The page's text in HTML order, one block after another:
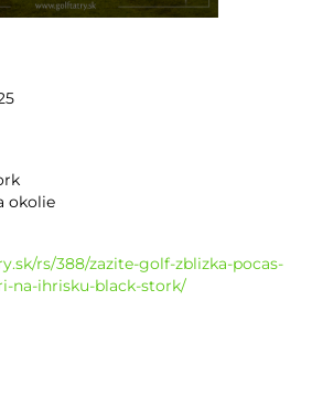
okolie
rs/388/zazite-golf-zblizka-pocas-
na-ihrisku-black-stork/